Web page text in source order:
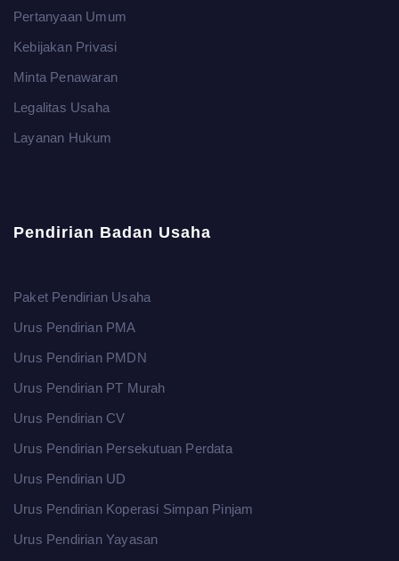
Pertanyaan Umum
Kebijakan Privasi
Minta Penawaran
Legalitas Usaha
Layanan Hukum
Pendirian Badan Usaha
Paket Pendirian Usaha
Urus Pendirian PMA
Urus Pendirian PMDN
Urus Pendirian PT Murah
Urus Pendirian CV
Urus Pendirian Persekutuan Perdata
Urus Pendirian UD
Urus Pendirian Koperasi Simpan Pinjam
Urus Pendirian Yayasan